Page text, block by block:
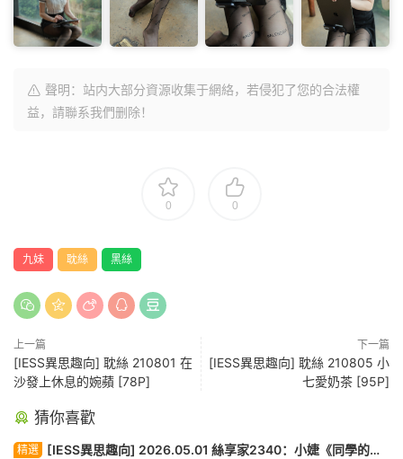
聲明：站内大部分資源收集于網絡，若侵犯了您的合法權
益，請聯系我們删除！
0 0
九妹 耽絲 黑絲
上一篇
[IESS異思趣向] 耽絲 210801 在
沙發上休息的婉蘋 [78P]
下一篇
[IESS異思趣向] 耽絲 210805 小
七愛奶茶 [95P]
猜你喜歡
精選
[IESS異思趣向] 2026.05.01 絲享家2340：小婕《同學的解